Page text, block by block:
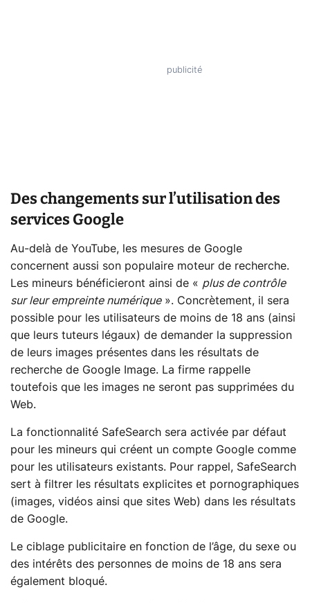
Des changements sur l’utilisation des
services Google
Au-delà de YouTube, les mesures de Google
concernent aussi son populaire moteur de recherche.
Les mineurs bénéficieront ainsi de « plus de contrôle
sur leur empreinte numérique». Concrètement, il sera
possible pour les utilisateurs de moins de 18 ans (ainsi
que leurs tuteurs légaux) de demander la suppression
de leurs images présentes dans les résultats de
recherche de Google Image. La firme rappelle
toutefois que les images ne seront pas supprimées du
Web.
La fonctionnalité SafeSearch sera activée par défaut
pour les mineurs qui créent un compte Google comme
pour les utilisateurs existants. Pour rappel, SafeSearch
sert à filtrer les résultats explicites et pornographiques
(images, vidéos ainsi que sites Web) dans les résultats
de Google.
Le ciblage publicitaire en fonction de l’âge, du sexe ou
des intérêts des personnes de moins de 18 ans sera
également bloqué.